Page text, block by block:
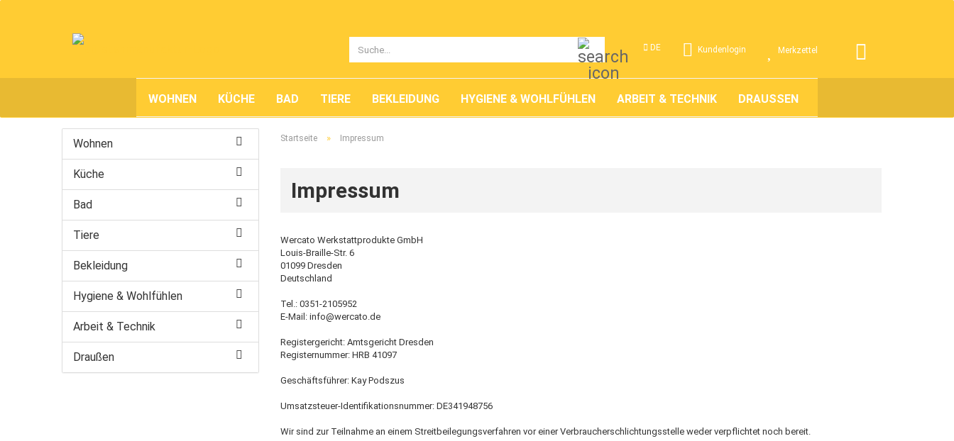
DE Kundenlogin Merkzettel
WOHNEN KÜCHE BAD TIERE BEKLEIDUNG HYGIENE & WOHLFÜHLEN ARBEIT & TECHNIK DRAUSSEN
Startseite » Impressum
Impressum
Wercato Werkstattprodukte GmbH
Louis-Braille-Str. 6
01099 Dresden
Deutschland
Tel.: 0351-2105952
E-Mail: info@wercato.de
Registergericht: Amtsgericht Dresden
Registernummer: HRB 41097
Geschäftsführer: Kay Podszus
Umsatzsteuer-Identifikationsnummer: DE341948756
Wir sind zur Teilnahme an einem Streitbeilegungsverfahren vor einer Verbraucherschlichtungsstelle weder verpflichtet noch bereit.
Wohnen
Küche
Bad
Tiere
Bekleidung
Hygiene & Wohlfühlen
Arbeit & Technik
Draußen